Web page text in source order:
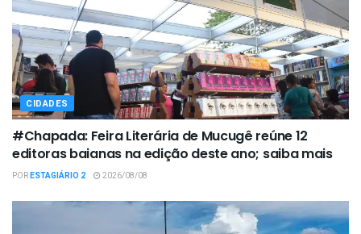
CIDADES
#Chapada: Feira Literária de Mucugê reúne 12
editoras baianas na edição deste ano; saiba mais
PORESTAGIÁRIO 2 2026/08/08